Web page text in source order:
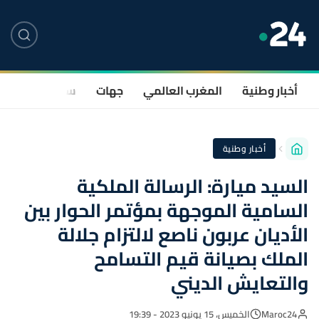
أخبار وطنية المغرب العالمي جهات سياسة
أخبار وطنية
السيد ميارة: الرسالة الملكية
السامية الموجهة بمؤتمر الحوار بين
الأديان عربون ناصع لالتزام جلالة
الملك بصيانة قيم التسامح
والتعايش الديني
Maroc24 الخميس، 15 يونيو 2023 - 19:39